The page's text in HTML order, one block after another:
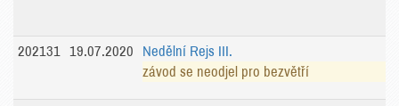
202131 19.07.2020
Nedělní Rejs III.
závod se neodjel pro bezvětří